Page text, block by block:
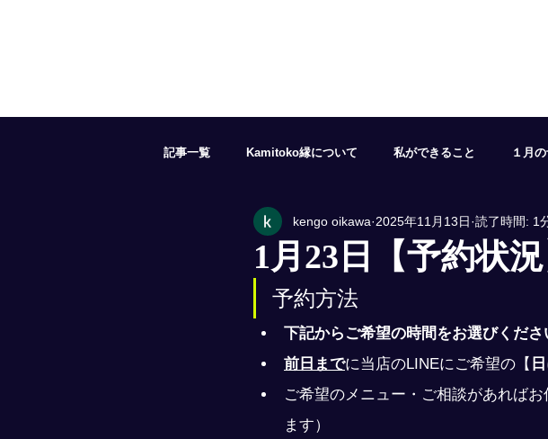
記事一覧 Kamitoko縁について 私ができること １月
５月の予約状況 ６月の予約状況 ７月の予約状況
１１月の予約状況 １２月の予約状況
1月23日【予約状況
kengo oikawa 2025年11月13日 読了時間: 1
予約方法
下記からご希望の時間をお選びくださ
前日までに当店のLINEにご希望の 【
ご希望のメニュー・ご相談があれば
ます）